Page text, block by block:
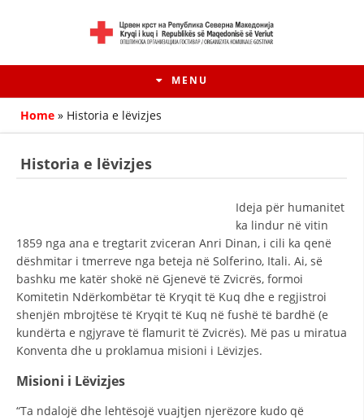
MENU
HISTORIA E LËVIZJES
HISTORIA E KRYQIT TË KUQ
Home » Historia e lëvizjes
Historia e lëvizjes
Ideja për humanitet
ka lindur në vitin
1859 nga ana e tregtarit zviceran Anri Dinan, i cili ka qenë
dëshmitar i tmerreve nga beteja në Solferino, Itali. Ai, së
bashku me katër shokë në Gjenevë të Zvicrës, formoi
Komitetin Ndërkombëtar të Kryqit të Kuq dhe e regjistroi
shenjën mbrojtëse të Kryqit të Kuq në fushë të bardhë (e
kundërta e ngjyrave të flamurit të Zvicrës). Më pas u miratua
Konventa dhe u proklamua misioni i Lëvizjes.
Misioni i Lëvizjes
“Ta ndalojë dhe lehtësojë vuajtjen njerëzore kudo që